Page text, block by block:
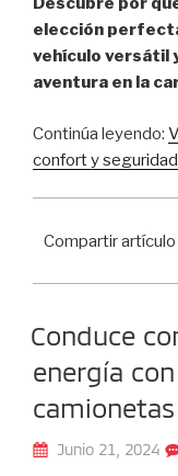
elección
vehículo versátil
aventura en la
Continúa leyendo:
confort y seguridad
Compartir artículo
Conduce
energía
Junio 21, 2024